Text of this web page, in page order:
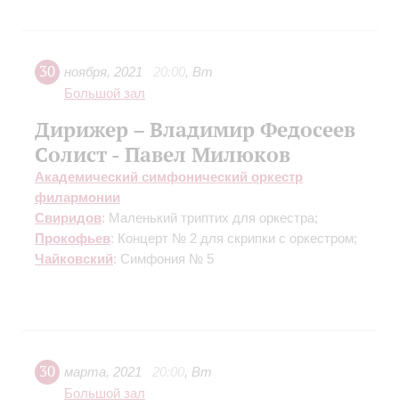
30 ноября, 2021 20:00, Вт
Большой зал
Дирижер – Владимир Федосеев
Солист - Павел Милюков
Академический симфонический оркестр
филармонии
Свиридов: Маленький триптих для оркестра;
Прокофьев: Концерт № 2 для скрипки с оркестром;
Чайковский: Симфония № 5
30 марта, 2021 20:00, Вт
Большой зал